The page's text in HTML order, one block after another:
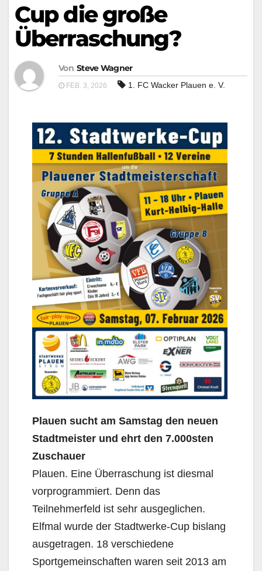
Cup die große
Überraschung?
Von Steve Wagner
FEB. 3, 2026 1. FC Wacker Plauen e. V.
Plauen sucht am Samstag den neuen
Stadtmeister und ehrt den 7.000sten
Zuschauer
Plauen. Eine Überraschung ist diesmal
vorprogrammiert. Denn das
Teilnehmerfeld ist sehr ausgeglichen.
Elfmal wurde der Stadtwerke-Cup bislang
ausgetragen. 18 verschiedene
Sportgemeinschaften waren seit 2013 am